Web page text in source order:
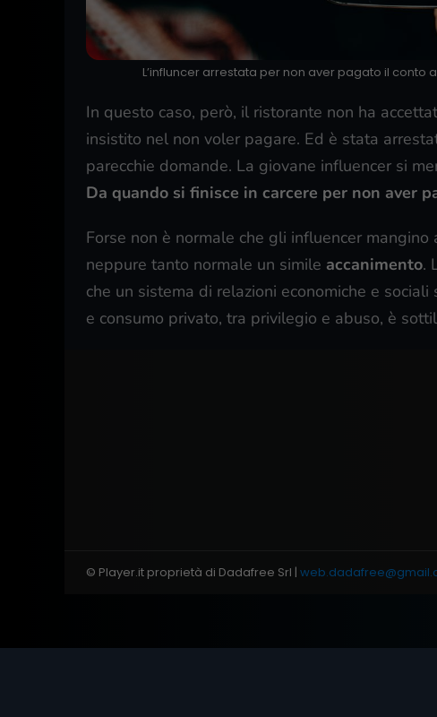
L’influncer arrestata per non aver pagato il
In questo caso, però, il ristorante non ha
insistito nel non voler pagare. Ed è stata
parecchie domande. La giovane influencer si
Da quando si finisce in carcere per non aver
Forse non è normale che gli influencer
neppure tanto normale un simile accanimento.
che un sistema di relazioni economiche e
e consumo privato, tra privilegio e abuso, è
© Player.it proprietà di Dadafree Srl |